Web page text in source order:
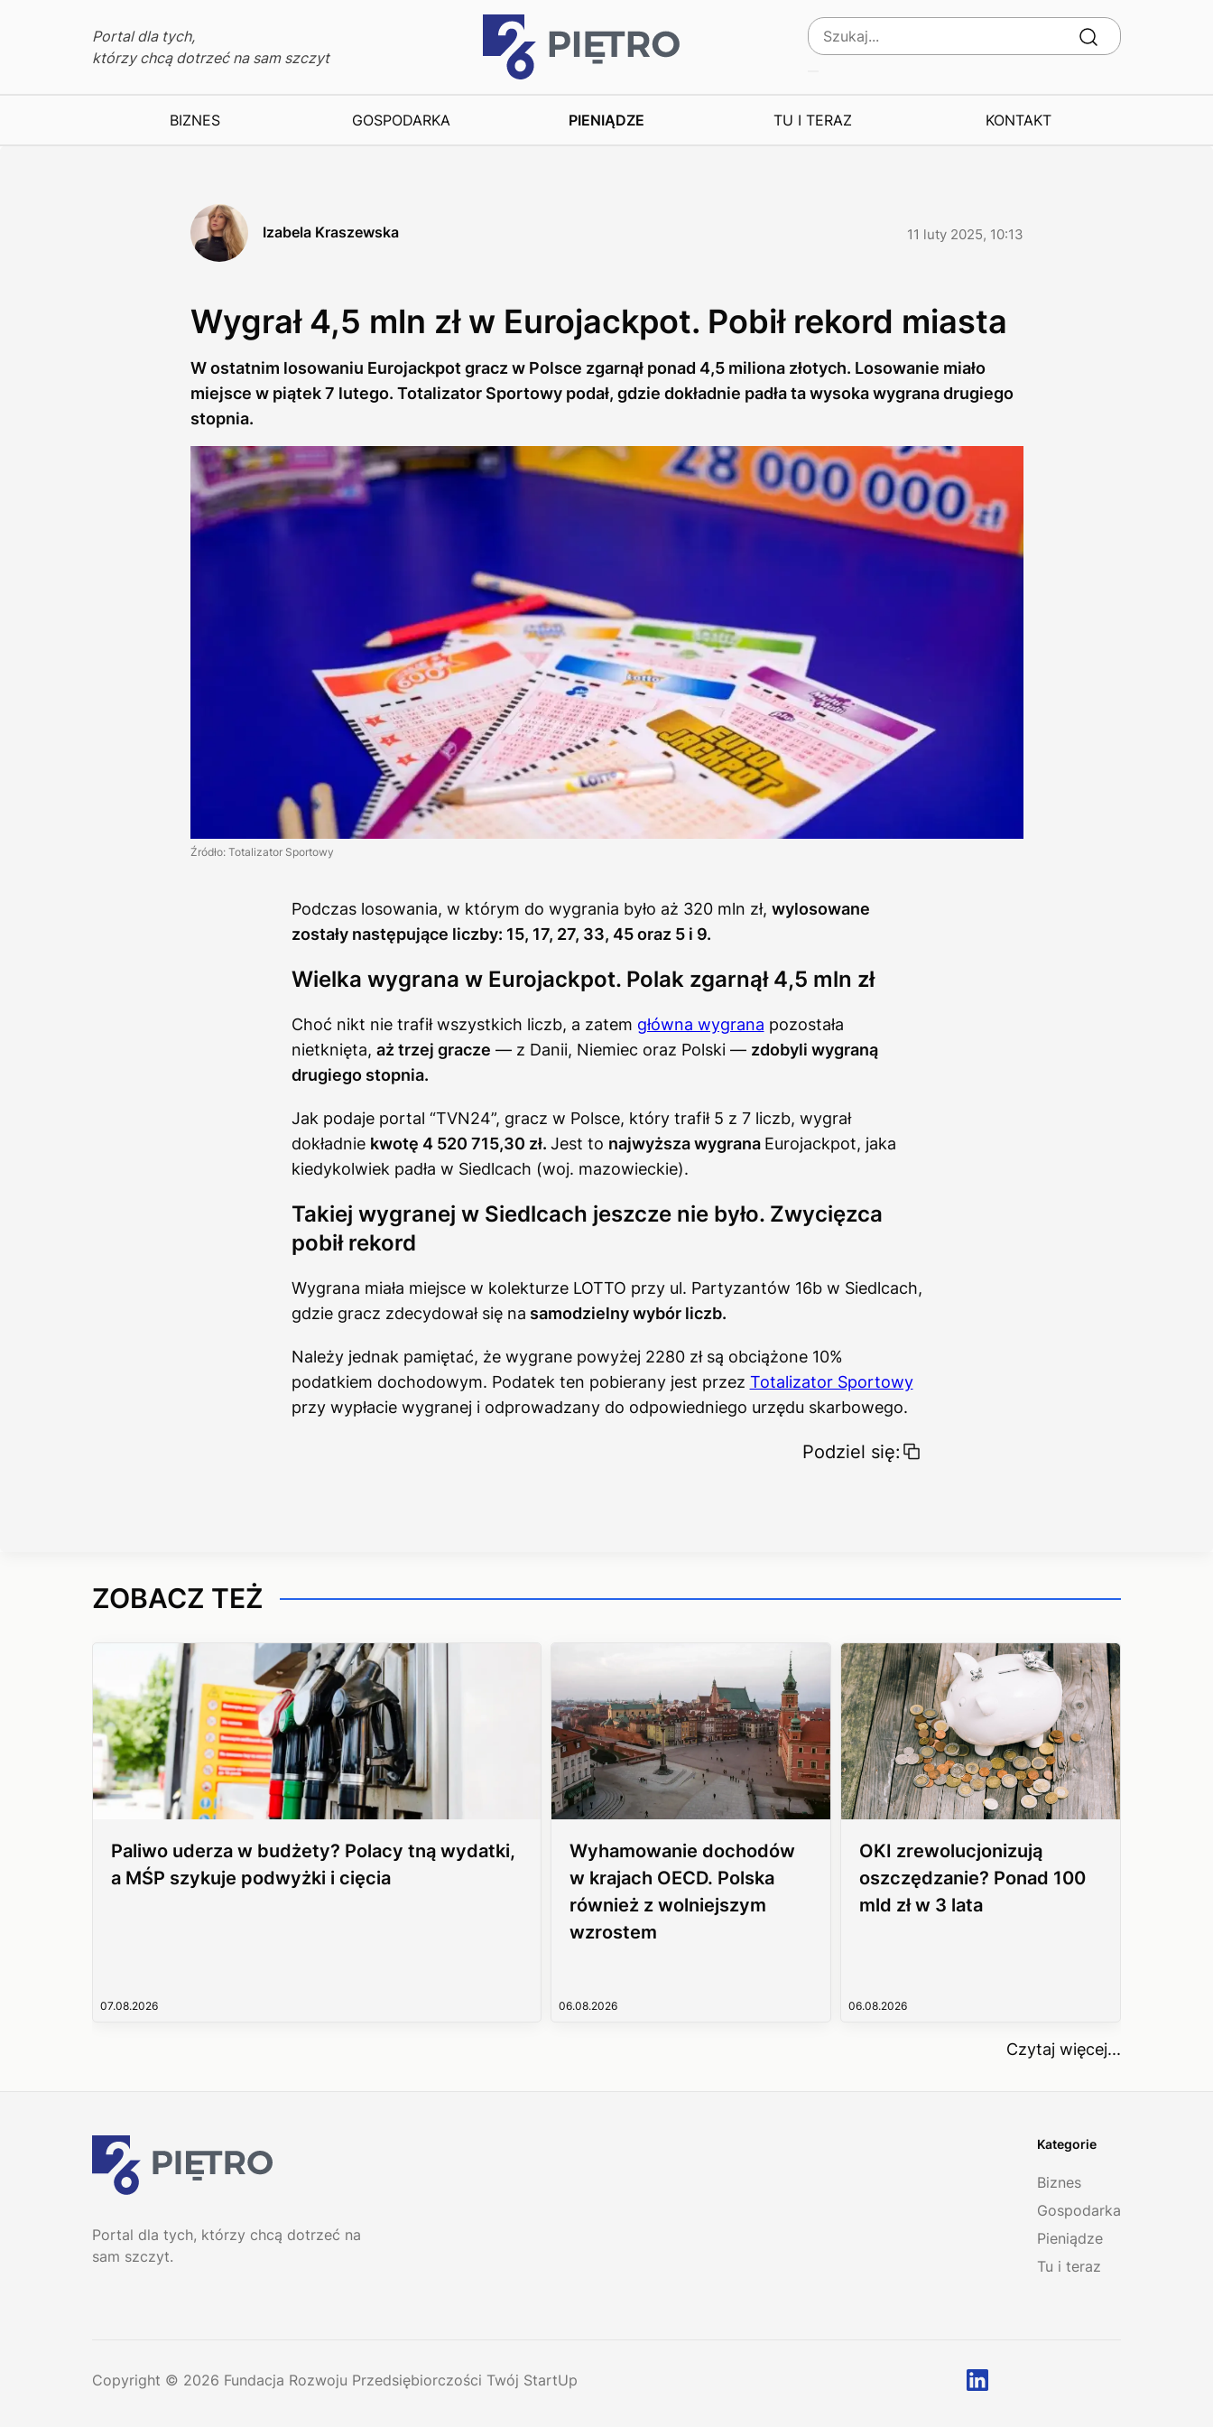
Portal dla tych,
którzy chcą dotrzeć na sam szczyt
BIZNES GOSPODARKA PIENIĄDZE TU I TERAZ KONTAKT
Izabela Kraszewska 11 luty 2025, 10:13
Wygrał 4,5 mln zł w Eurojackpot. Pobił rekord miasta
W ostatnim losowaniu Eurojackpot gracz w Polsce zgarnął ponad 4,5 miliona złotych. Losowanie miało
miejsce w piątek 7 lutego. Totalizator Sportowy podał, gdzie dokładnie padła ta wysoka wygrana drugiego
stopnia.
Źródło: Totalizator Sportowy
Podczas losowania, w którym do wygrania było aż 320 mln zł, wylosowane
zostały następujące liczby: 15, 17, 27, 33, 45 oraz 5 i 9.
Wielka wygrana w Eurojackpot. Polak zgarnął 4,5 mln zł
Choć nikt nie trafił wszystkich liczb, a zatem główna wygrana pozostała
nietknięta, aż trzej gracze — z Danii, Niemiec oraz Polski — zdobyli wygraną
drugiego stopnia.
Jak podaje portal “TVN24”, gracz w Polsce, który trafił 5 z 7 liczb, wygrał
dokładnie kwotę 4 520 715,30 zł. Jest to najwyższa wygrana Eurojackpot, jaka
kiedykolwiek padła w Siedlcach (woj. mazowieckie).
Takiej wygranej w Siedlcach jeszcze nie było. Zwycięzca
pobił rekord
Wygrana miała miejsce w kolekturze LOTTO przy ul. Partyzantów 16b w Siedlcach,
gdzie gracz zdecydował się na samodzielny wybór liczb.
Należy jednak pamiętać, że wygrane powyżej 2280 zł są obciążone 10%
podatkiem dochodowym. Podatek ten pobierany jest przez Totalizator Sportowy
przy wypłacie wygranej i odprowadzany do odpowiedniego urzędu skarbowego.
Podziel się:
ZOBACZ TEŻ
Paliwo uderza w budżety? Polacy tną wydatki,
a MŚP szykuje podwyżki i cięcia
07.08.2026
Wyhamowanie dochodów
w krajach OECD. Polska
również z wolniejszym
wzrostem
06.08.2026
OKI zrewolucjonizują
oszczędzanie? Ponad 100
mld zł w 3 lata
06.08.2026
Czytaj więcej...
Portal dla tych, którzy chcą dotrzeć na
sam szczyt.
Kategorie
Biznes
Gospodarka
Pieniądze
Tu i teraz
Copyright © 2026 Fundacja Rozwoju Przedsiębiorczości Twój StartUp